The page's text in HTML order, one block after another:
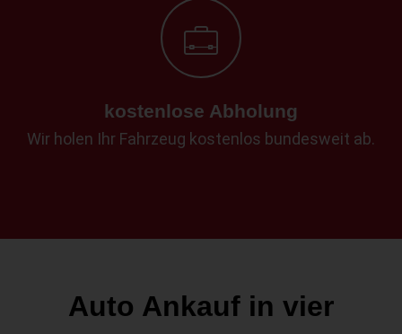
kostenlose Abholung
Wir holen Ihr Fahrzeug kostenlos bundesweit ab.
Auto Ankauf in vier